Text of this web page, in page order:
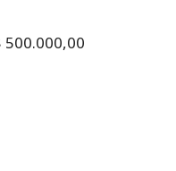
500.000,00